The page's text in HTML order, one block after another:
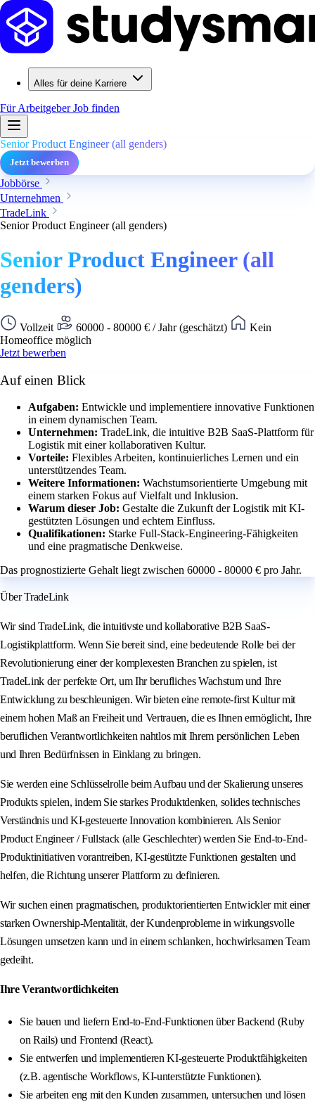
Alles für deine Karriere
Für ArbeitgeberJob finden
Senior Product Engineer (all genders)
Jetzt bewerben
Jobbörse
Unternehmen
TradeLink
Senior Product Engineer (all genders)
Senior Product Engineer (all
genders)
Vollzeit 60000 - 80000 € / Jahr (geschätzt)
Kein
Homeoffice möglich
Jetzt bewerben
Auf einen Blick
Aufgaben: Entwickle und implementiere innovative Funktionen
in einem dynamischen Team.
Unternehmen: TradeLink, die intuitive B2B SaaS-Plattform für
Logistik mit einer kollaborativen Kultur.
Vorteile: Flexibles Arbeiten, kontinuierliches Lernen und ein
unterstützendes Team.
Weitere Informationen: Wachstumsorientierte Umgebung mit
einem starken Fokus auf Vielfalt und Inklusion.
Warum dieser Job: Gestalte die Zukunft der Logistik mit KI-
gestützten Lösungen und echtem Einfluss.
Qualifikationen: Starke Full-Stack-Engineering-Fähigkeiten
und eine pragmatische Denkweise.
Das prognostizierte Gehalt liegt zwischen 60000 - 80000 € pro Jahr.
Über TradeLink
Wir sind TradeLink, die intuitivste und kollaborative B2B SaaS-
Logistikplattform. Wenn Sie bereit sind, eine bedeutende Rolle bei der
Revolutionierung einer der komplexesten Branchen zu spielen, ist
TradeLink der perfekte Ort, um Ihr berufliches Wachstum und Ihre
Entwicklung zu beschleunigen. Wir bieten eine remote-first Kultur mit
einem hohen Maß an Freiheit und Vertrauen, die es Ihnen ermöglicht, Ihre
beruflichen Verantwortlichkeiten nahtlos mit Ihrem persönlichen Leben
und Ihren Bedürfnissen in Einklang zu bringen.
Sie werden eine Schlüsselrolle beim Aufbau und der Skalierung unseres
Produkts spielen, indem Sie starkes Produktdenken, solides technisches
Verständnis und KI-gesteuerte Innovation kombinieren. Als Senior
Product Engineer / Fullstack (alle Geschlechter) werden Sie End-to-End-
Produktinitiativen vorantreiben, KI-gestützte Funktionen gestalten und
helfen, die Richtung unserer Plattform zu definieren.
Wir suchen einen pragmatischen, produktorientierten Entwickler mit einer
starken Ownership-Mentalität, der Kundenprobleme in wirkungsvolle
Lösungen umsetzen kann und in einem schlanken, hochwirksamen Team
gedeiht.
Ihre Verantwortlichkeiten
Sie bauen und liefern End-to-End-Funktionen über Backend (Ruby
on Rails) und Frontend (React).
Sie entwerfen und implementieren KI-gesteuerte Produktfähigkeiten
(z.B. agentische Workflows, KI-unterstützte Funktionen).
Sie arbeiten eng mit den Kunden zusammen, untersuchen und lösen